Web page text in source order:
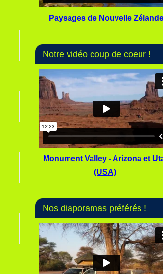
Paysages de Nouvelle Zélande
Notre vidéo coup de coeur !
Monument Valley - Arizona et
(USA)
Nos diaporamas préférés !